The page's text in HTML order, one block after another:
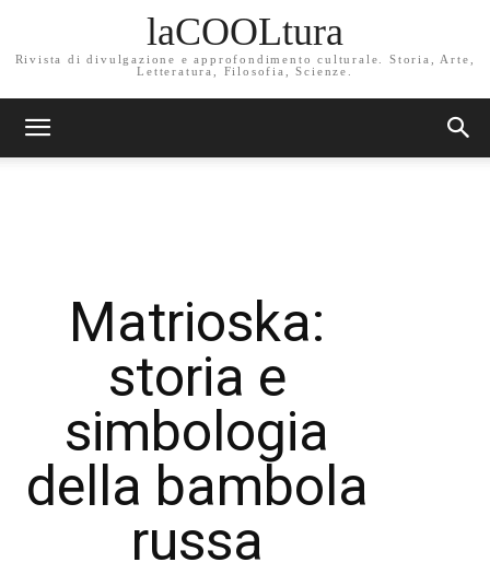
laCOOLtura
Rivista di divulgazione e approfondimento culturale. Storia, Arte,
Letteratura, Filosofia, Scienze.
Matrioska:
storia e
simbologia
della bambola
russa